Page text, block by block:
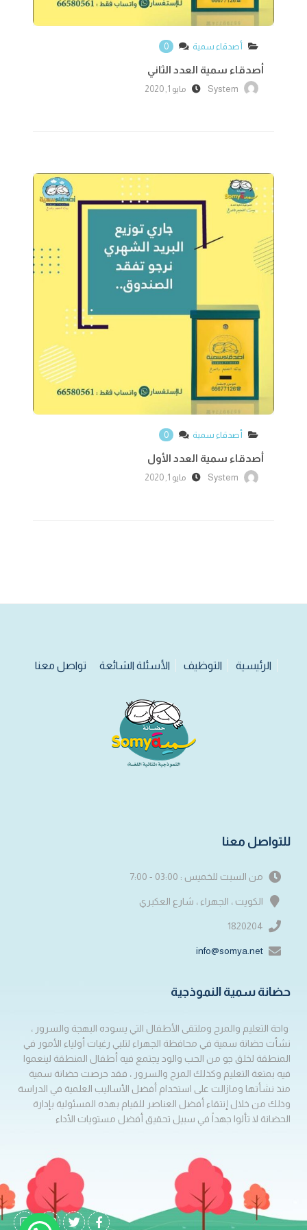
أصدقاء سمية 0
أصدقاء سمية العدد الثاني
System مايو 1, 2020
أصدقاء سمية 0
أصدقاء سمية العدد الأول
System مايو 1, 2020
الرئيسية التوظيف الأسئلة الشائعة تواصل معنا
للتواصل معنا
من السبت للخميس : 03:00 - 7:00
الكويت ، الجهراء ، شارع العكبري
1820204
info@somya.net
حضانة سمية النموذجية
واحة التعليم والمرح وملتقى الأطفال التي يسوده البهجة والسرور ،
نشأت حضانة سمية في محافظة الجهراء لتلبي رغبات أولياء الأمور في
المنطقة لخلق جو من الحب والود يجتمع فيه أطفال المنطقة لينعموا
فيه بمتعة التعليم وكذلك المرح والسرور ، فقد حرصت حضانة سمية
منذ نشأتها ومازالت على استخدام أفضل الأساليب العلمية في الدراسة
وذلك من خلال إنتقاء أفضل العناصر للقيام بهذه المسئولية بإدارة
الحضانة لا تألوا جهداً في سبيل تحقيق أفضل مستويات الأداء